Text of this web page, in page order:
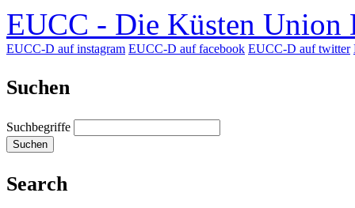
EUCC - Die Küsten Union
EUCC-D auf instagram EUCC-D auf facebook EUCC-D auf twitter
Suchen
Suchbegriffe
Suchen
Search